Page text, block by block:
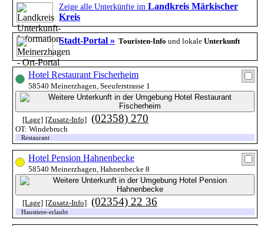
Zeige alle Unterkünfte im Landkreis Märkischer
Kreis
Stadt-Portal » Touristen-Info und lokale Unterkunft
Hotel Restaurant Fischerheim
58540 Meinerzhagen, Seeuferstrasse 1
[Lage] [Zusatz-Info] (02358) 270
OT: Windebruch
Restaurant
Hotel Pension Hahnenbecke
58540 Meinerzhagen, Hahnenbecke 8
[Lage] [Zusatz-Info] (02354) 22 36
Haustiere-erlaubt